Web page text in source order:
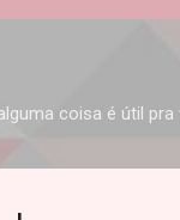
coisa é útil pra